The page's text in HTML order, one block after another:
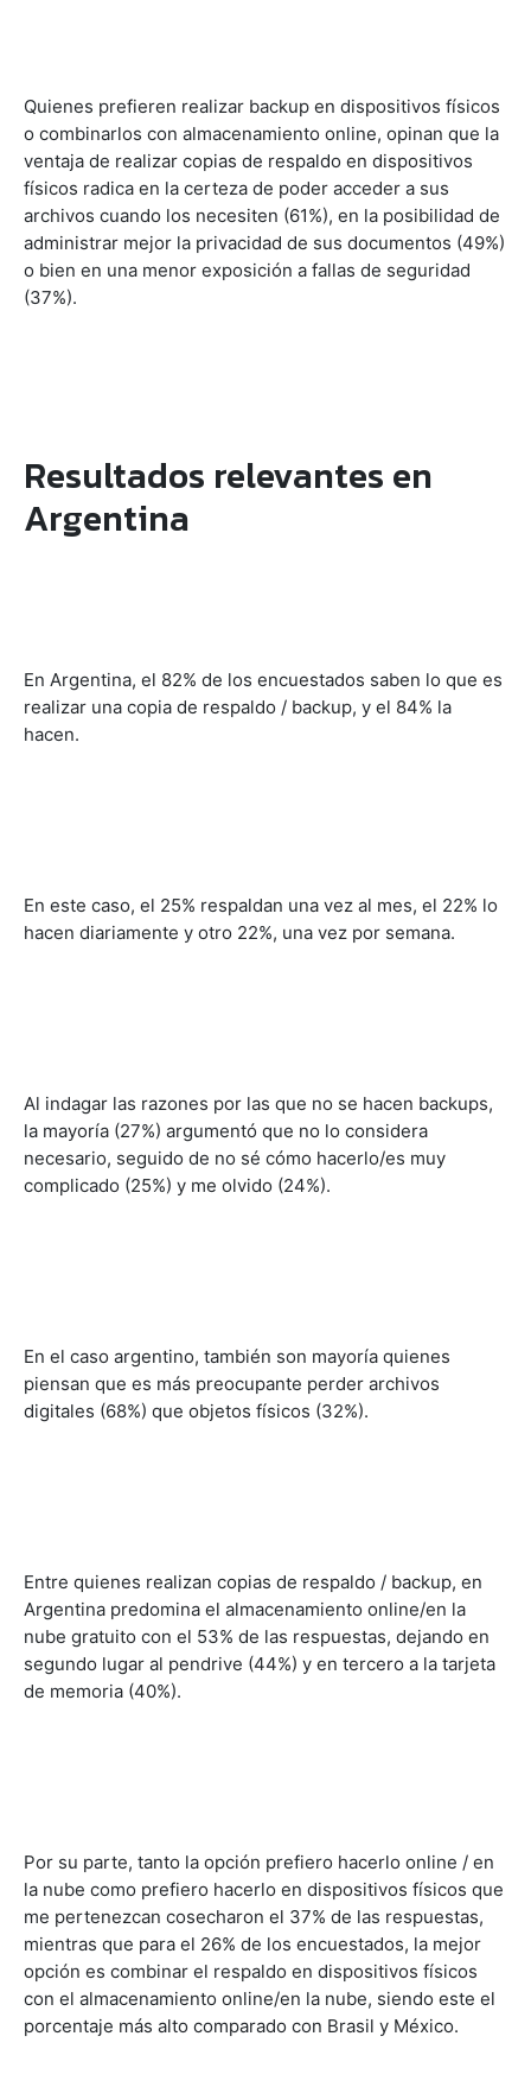
Quienes prefieren realizar backup en dispositivos físicos
o combinarlos con almacenamiento online, opinan que la
ventaja de realizar copias de respaldo en dispositivos
físicos radica en la certeza de poder acceder a sus
archivos cuando los necesiten (61%), en la posibilidad de
administrar mejor la privacidad de sus documentos (49%)
o bien en una menor exposición a fallas de seguridad
(37%).
Resultados relevantes en
Argentina
En Argentina, el 82% de los encuestados saben lo que es
realizar una copia de respaldo / backup, y el 84% la
hacen.
En este caso, el 25% respaldan una vez al mes, el 22% lo
hacen diariamente y otro 22%, una vez por semana.
Al indagar las razones por las que no se hacen backups,
la mayoría (27%) argumentó que no lo considera
necesario, seguido de no sé cómo hacerlo/es muy
complicado (25%) y me olvido (24%).
En el caso argentino, también son mayoría quienes
piensan que es más preocupante perder archivos
digitales (68%) que objetos físicos (32%).
Entre quienes realizan copias de respaldo / backup, en
Argentina predomina el almacenamiento online/en la
nube gratuito con el 53% de las respuestas, dejando en
segundo lugar al pendrive (44%) y en tercero a la tarjeta
de memoria (40%).
Por su parte, tanto la opción prefiero hacerlo online / en
la nube como prefiero hacerlo en dispositivos físicos que
me pertenezcan cosecharon el 37% de las respuestas,
mientras que para el 26% de los encuestados, la mejor
opción es combinar el respaldo en dispositivos físicos
con el almacenamiento online/en la nube, siendo este el
porcentaje más alto comparado con Brasil y México.